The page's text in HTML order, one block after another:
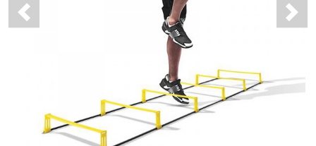
Previous Next